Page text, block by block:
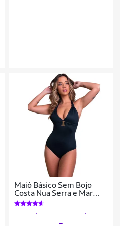
Maiô Básico Sem Bojo
Costa Nua Serra e Mar
Amarraçao Verão Praia